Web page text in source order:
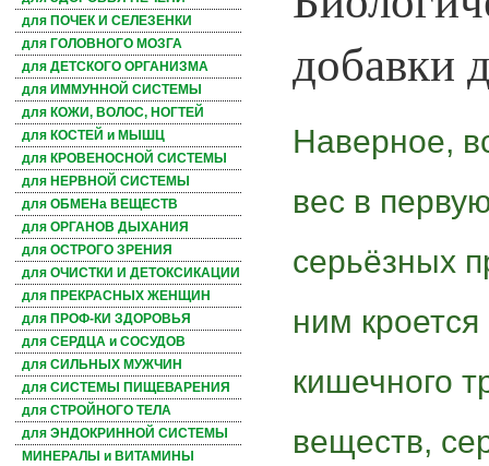
для ПОЧЕК И СЕЛЕЗЕНКИ
для ГОЛОВНОГО МОЗГА
для ДЕТСКОГО ОРГАНИЗМА
для ИММУННОЙ СИСТЕМЫ
для КОЖИ, ВОЛОС, НОГТЕЙ
для КОСТЕЙ и МЫШЦ
для КРОВЕНОСНОЙ СИСТЕМЫ
для НЕРВНОЙ СИСТЕМЫ
для ОБМЕНа ВЕЩЕСТВ
для ОРГАНОВ ДЫХАНИЯ
для ОСТРОГО ЗРЕНИЯ
для ОЧИСТКИ И ДЕТОКСИКАЦИИ
для ПРЕКРАСНЫХ ЖЕНЩИН
для ПРОФ-КИ ЗДОРОВЬЯ
для СЕРДЦА и СОСУДОВ
для СИЛЬНЫХ МУЖЧИН
для СИСТЕМЫ ПИЩЕВАРЕНИЯ
для СТРОЙНОГО ТЕЛА
для ЭНДОКРИННОЙ СИСТЕМЫ
МИНЕРАЛЫ и ВИТАМИНЫ
добавки
Наверное,
вес в
серьёзных
ним
кишечного
веществ,